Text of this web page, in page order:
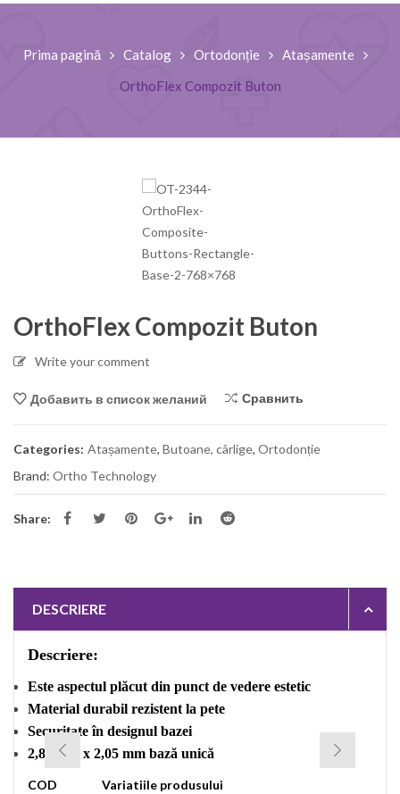
Prima pagină Catalog Ortodonție
Atașamente
OrthoFlex Compozit Buton
OrthoFlex Compozit Buton
Write your comment
Добавить в список желаний Сравнить
Categories: Atașamente, Butoane, cârlige, Ortodonție
Brand: Ortho Technology
Share:
DESCRIERE
Descriere:
Este aspectul plăcut din punct de vedere estetic
Material durabil rezistent la pete
Securitate în designul bazei
2,85 mm x 2,05 mm bază unică
COD Variatiile produsului